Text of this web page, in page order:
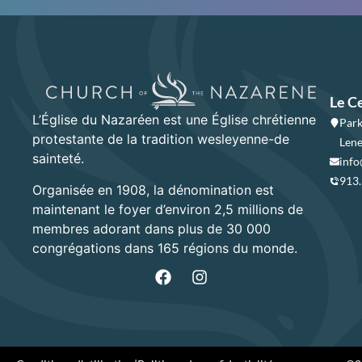
L’Église du Nazaréen est une Église chrétienne
protestante de la tradition wesleyenne-de
sainteté.
Organisée en 1908, la dénomination est
maintenant le foyer d’environ 2,5 millions de
membres adorant dans plus de 30 000
congrégations dans 165 régions du monde.
Le